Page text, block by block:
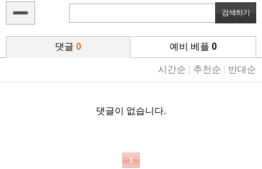
댓글 0 예비 베플 0
시간순 추천순 반대순
댓글이 없습니다.
1